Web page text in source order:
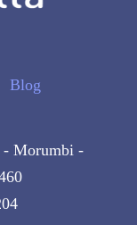
Blog
- Morumbi -